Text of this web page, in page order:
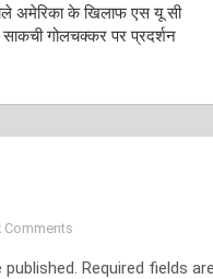
अमेरिका के खिलाफ एस यू सी
गोलचक्कर पर प्रदर्शन
Comments
Required fields